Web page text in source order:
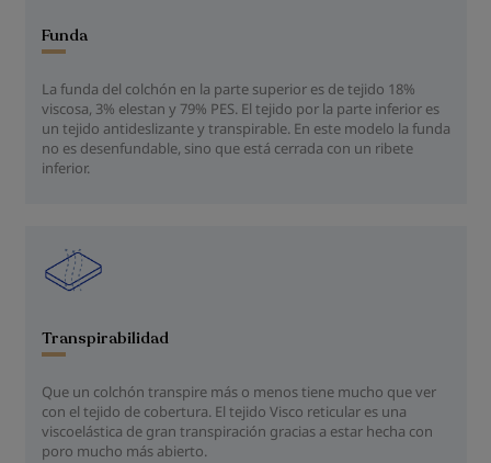
Funda
La funda del colchón en la parte superior es de tejido 18%
viscosa, 3% elestan y 79% PES. El tejido por la parte inferior es
un tejido antideslizante y transpirable. En este modelo la funda
no es desenfundable, sino que está cerrada con un ribete
inferior.
Transpirabilidad
Que un colchón transpire más o menos tiene mucho que ver
con el tejido de cobertura. El tejido Visco reticular es una
viscoelástica de gran transpiración gracias a estar hecha con
poro mucho más abierto.